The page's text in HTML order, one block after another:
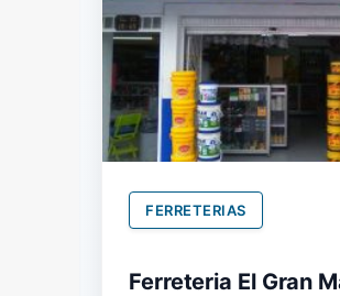
FERRETERIAS
Ferreteria El Gran